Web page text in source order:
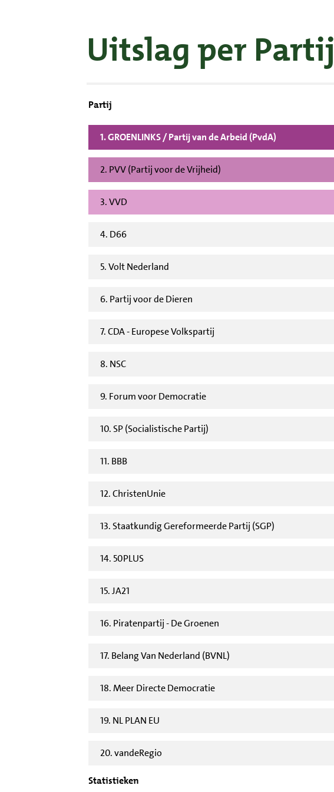
Uitslag per Partij
Partij
1. GROENLINKS / Partij van de Arbeid (PvdA)
2. PVV (Partij voor de Vrijheid)
3. VVD
4. D66
5. Volt Nederland
6. Partij voor de Dieren
7. CDA - Europese Volkspartij
8. NSC
9. Forum voor Democratie
10. SP (Socialistische Partij)
11. BBB
12. ChristenUnie
13. Staatkundig Gereformeerde Partij (SGP)
14. 50PLUS
15. JA21
16. Piratenpartij - De Groenen
17. Belang Van Nederland (BVNL)
18. Meer Directe Democratie
19. NL PLAN EU
20. vandeRegio
Statistieken